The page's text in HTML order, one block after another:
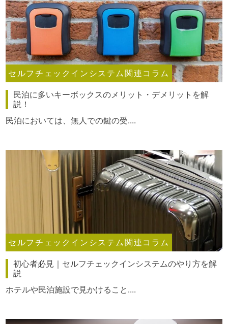
セルフチェックインシステム関連コラム
民泊に多いキーボックスのメリット・デメリットを解
説！
民泊においては、無人での鍵の受....
セルフチェックインシステム関連コラム
初心者必見｜セルフチェックインシステムのやり方を解
説
ホテルや民泊施設で見かけること....